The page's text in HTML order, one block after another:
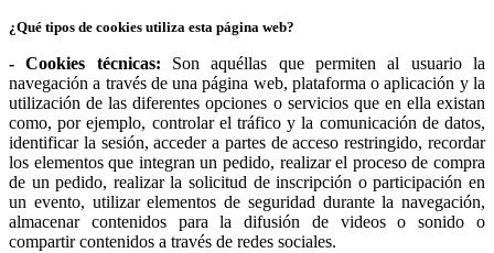
¿Qué tipos de cookies utiliza esta página web?
- Cookies técnicas: Son aquéllas que permiten al usuario la
navegación a través de una página web, plataforma o aplicación y la
utilización de las diferentes opciones o servicios que en ella existan
como, por ejemplo, controlar el tráfico y la comunicación de datos,
identificar la sesión, acceder a partes de acceso restringido, recordar
los elementos que integran un pedido, realizar el proceso de compra
de un pedido, realizar la solicitud de inscripción o participación en
un evento, utilizar elementos de seguridad durante la navegación,
almacenar contenidos para la difusión de videos o sonido o
compartir contenidos a través de redes sociales.